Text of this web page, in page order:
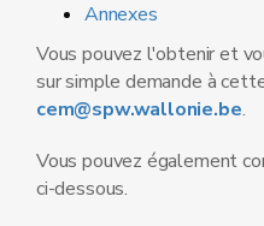
Annexes
Vous pouvez l'obtenir et
sur simple demande à
cem@spw.wallonie.be.
Vous pouvez également
ci-dessous.